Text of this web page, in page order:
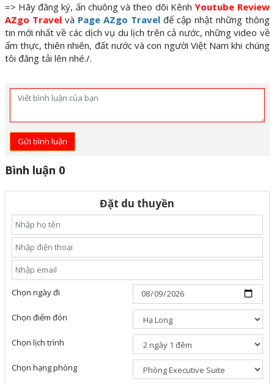
=> Hãy đăng ký, ấn chuông và theo dõi KênhYoutube Review
AZgo Travelvà Page AZgo Travelđể cập nhật những thông
tin mới nhất về các dịch vụ du lịch trên cả nước, những video về
ẩm thực, thiên nhiên, đất nước và con người Việt Nam khi chúng
tôi đăng tải lên nhé./.
Gửi bình luận
Bình luận 0
Đặt du thuyền
Chọn ngày đi
Chọn điểm đón
Chọn lịch trình
Chọn hạng phòng